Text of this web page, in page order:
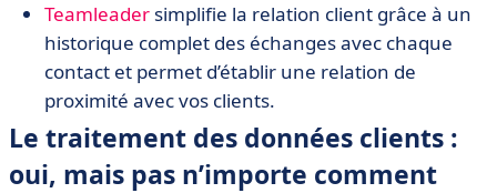
Teamleader simplifie la relation client grâce à un
historique complet des échanges avec chaque
contact et permet d’établir une relation de
proximité avec vos clients.
Le traitement des données clients :
oui, mais pas n’importe comment